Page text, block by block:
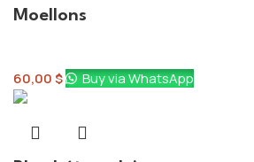
Moellons
60,00$ Buy via WhatsApp